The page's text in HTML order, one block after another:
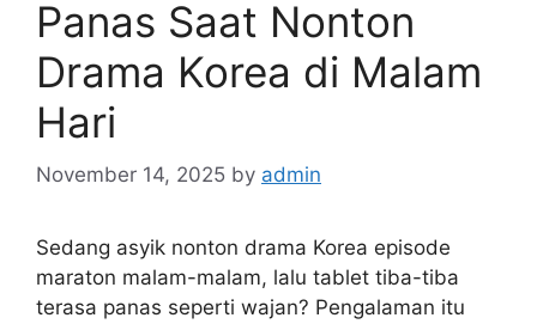
Panas Saat Nonton
Drama Korea di Malam
Hari
November 14, 2025 by admin
Sedang asyik nonton drama Korea episode
maraton malam-malam, lalu tablet tiba-tiba
terasa panas seperti wajan? Pengalaman itu